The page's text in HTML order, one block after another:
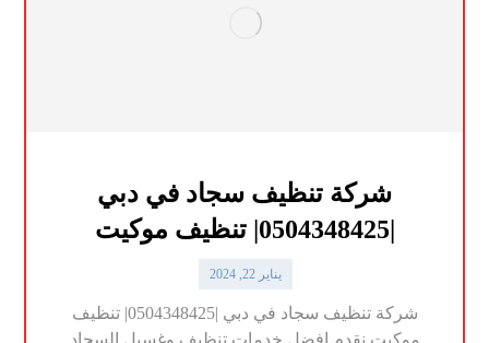
شركة تنظيف سجاد في دبي
|0504348425| تنظيف موكيت
يناير 22, 2024
شركة تنظيف سجاد في دبي |0504348425| تنظيف
موكيت نقدم افضل خدمات تنظيف وغسيل السجاد